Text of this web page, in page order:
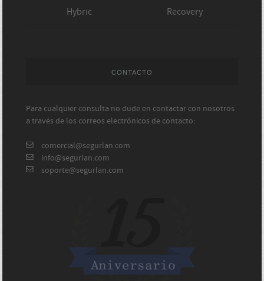
Hybric Recovery
CONTACTO
Para cualquier consulta no dude en contactar con nosotros
a través de los correos electrónicos de contacto:
comercial@segurlan.com
info@segurlan.com
soporte@segurlan.com